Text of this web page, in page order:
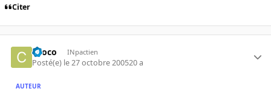
Citer
choco INpactien
Posté(e) le 27 octobre 200520 a
AUTEUR